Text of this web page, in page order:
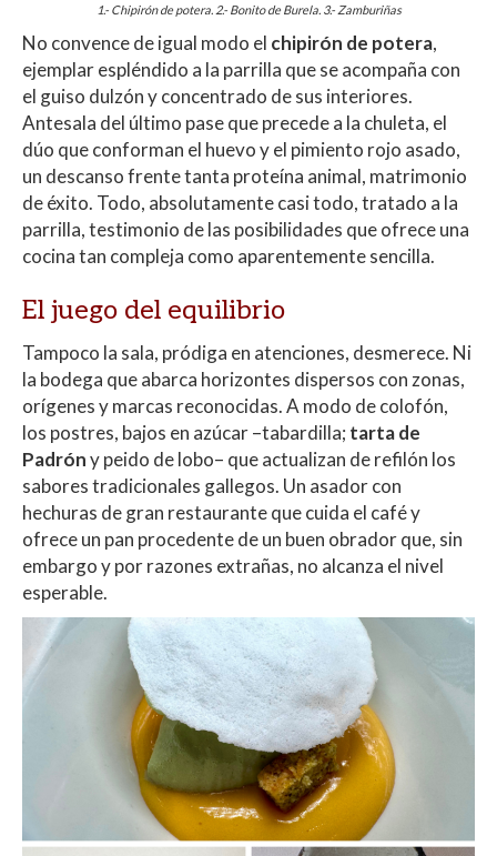
1.- Chipirón de potera. 2.- Bonito de Burela. 3.- Zamburiñas
No convence de igual modo el chipirón de potera,
ejemplar espléndido a la parrilla que se acompaña con
el guiso dulzón y concentrado de sus interiores.
Antesala del último pase que precede a la chuleta, el
dúo que conforman el huevo y el pimiento rojo asado,
un descanso frente tanta proteína animal, matrimonio
de éxito. Todo, absolutamente casi todo, tratado a la
parrilla, testimonio de las posibilidades que ofrece una
cocina tan compleja como aparentemente sencilla.
El juego del equilibrio
Tampoco la sala, pródiga en atenciones, desmerece. Ni
la bodega que abarca horizontes dispersos con zonas,
orígenes y marcas reconocidas. A modo de colofón,
los postres, bajos en azúcar –tabardilla; tarta de
Padróny peido de lobo– que actualizan de refilón los
sabores tradicionales gallegos. Un asador con
hechuras de gran restaurante que cuida el café y
ofrece un pan procedente de un buen obrador que, sin
embargo y por razones extrañas, no alcanza el nivel
esperable.